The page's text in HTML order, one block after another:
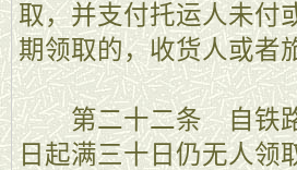
取，并支付托运人未付
期领取的，收货人或者
第二十二条 自铁路
日起满三十日仍无人领